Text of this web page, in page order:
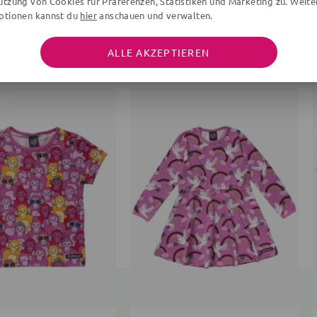
WEITERE ARTIKEL DER MARKE
kannst du hieranschauen und verwalten.
ALLE AKZEPTIEREN